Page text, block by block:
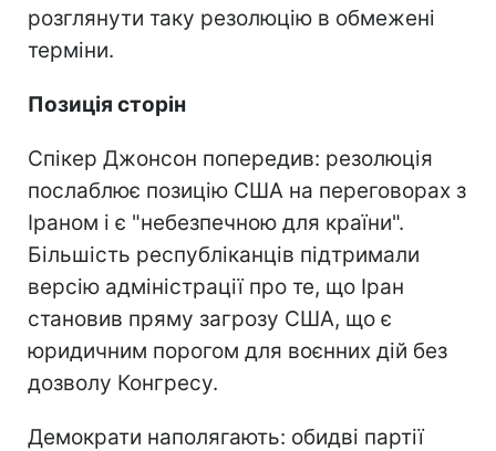
розглянути таку резолюцію в обмежені
терміни.
Позиція сторін
Спікер Джонсон попередив: резолюція
послаблює позицію США на переговорах з
Іраном і є "небезпечною для країни".
Більшість республіканців підтримали
версію адміністрації про те, що Іран
становив пряму загрозу США, що є
юридичним порогом для воєнних дій без
дозволу Конгресу.
Демократи наполягають: обидві партії